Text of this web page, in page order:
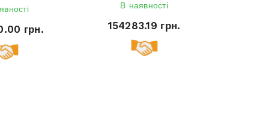
грн.
В наявності
154283.19 грн.